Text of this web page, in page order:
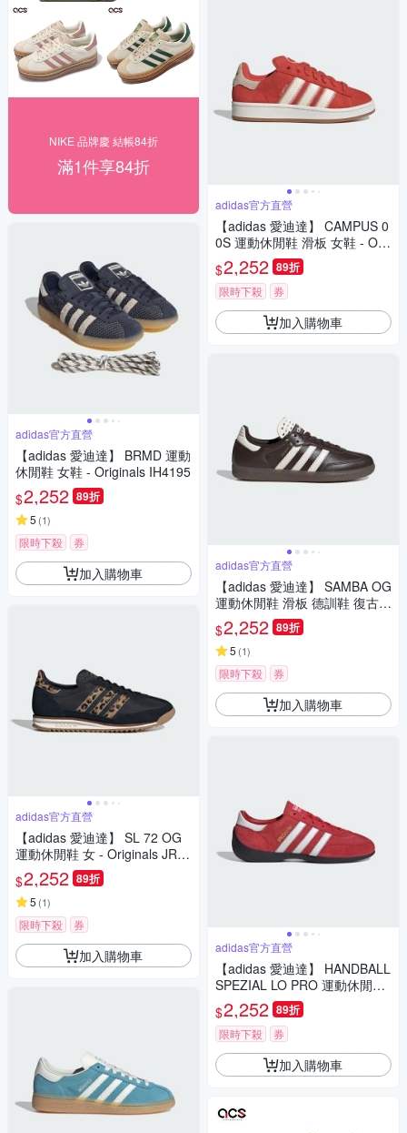
NIKE 品牌慶 結帳84折
滿1件享84折
adidas官方直營
【adidas 愛迪達】 BRMD 運動
休閒鞋 女鞋 - Originals IH4195
$2,252 89折
5 (1)
限時下殺 券
加入購物車
adidas官方直營
【adidas 愛迪達】 SL 72 OG
運動休閒鞋 女 - Originals JR16
40
$2,252 89折
5 (1)
限時下殺 券
加入購物車
adidas官方直營
【adidas 愛迪達】 CAMPUS 0
0S 運動休閒鞋 滑板 女鞋 - Ori
ginals JQ5805
$2,252 89折
限時下殺 券
加入購物車
adidas官方直營
【adidas 愛迪達】 SAMBA OG
運動休閒鞋 滑板 德訓鞋 復古
女鞋 - Originals IH3982
$2,252 89折
5 (1)
限時下殺 券
加入購物車
adidas官方直營
【adidas 愛迪達】 HANDBALL
SPEZIAL LO PRO 運動休閒鞋
薄底鞋 滑板 德訓鞋 復古 女鞋 -
Originals KJ3626
$2,252 89折
限時下殺 券
加入購物車